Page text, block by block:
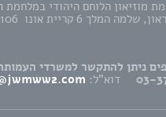
מוזיאון הלוחם היהודי במלחמת
ניתן להתקשר למשרדי
03- דוא"ל: